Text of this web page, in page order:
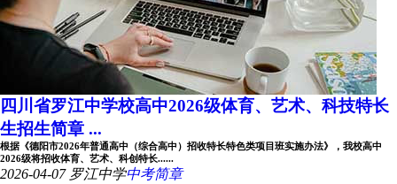
四川省罗江中学校高中2026级体育、艺术、科技特长
生招生简章 ...
根据《德阳市2026年普通高中（综合高中）招收特长特色类项目班实施办法》，我校高中
2026级将招收体育、艺术、科创特长......
2026-04-07 罗江中学中考简章